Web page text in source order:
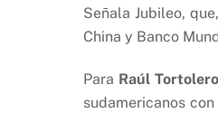
Señala Jubileo,
China y Banco
Para Raúl Tortolero
sudamericanos